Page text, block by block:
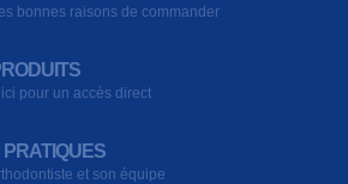
bonnes raisons de commander
pour un accès direct
PRATIQUES
et son équipe